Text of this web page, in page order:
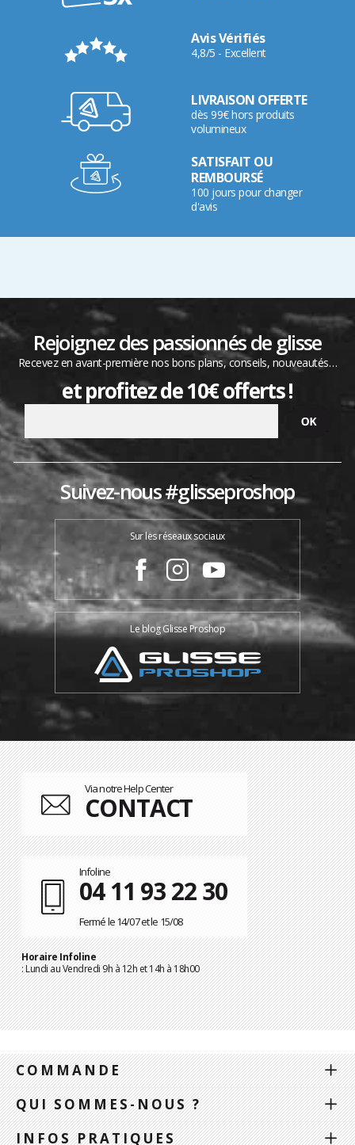
Avis Vérifiés
4,8/5 - Excellent
LIVRAISON OFFERTE
dès 99€ hors produits
volumineux
SATISFAIT OU
REMBOURSÉ
100 jours pour changer
d'avis
Rejoignez des passionnés de glisse
Recevez en avant-première nos bons plans, conseils, nouveautés…
et profitez de 10€ offerts !
Suivez-nous #glisseproshop
Sur les réseaux sociaux
Le blog Glisse Proshop
Via notre Help Center
CONTACT
Infoline
04 11 93 22 30
Fermé le 14/07 et le 15/08
Horaire Infoline
: Lundi au Vendredi 9h à 12h et 14h à 18h00
COMMANDE
QUI SOMMES-NOUS ?
INFOS PRATIQUES